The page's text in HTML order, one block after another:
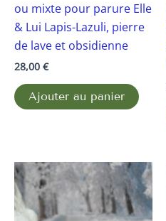
ou mixte pour parure Elle
& Lui Lapis-Lazuli, pierre
de lave et obsidienne
28,00 €
Ajouter au panier